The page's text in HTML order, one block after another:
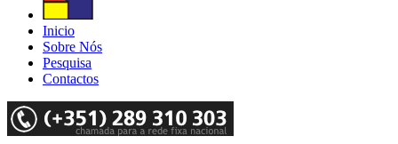
Inicio
Sobre Nós
Pesquisa
Contactos